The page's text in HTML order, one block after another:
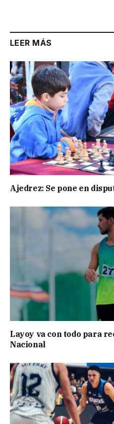
LEER MÁS
Ajedrez: Se pone en
Layoy va con todo para
Nacional